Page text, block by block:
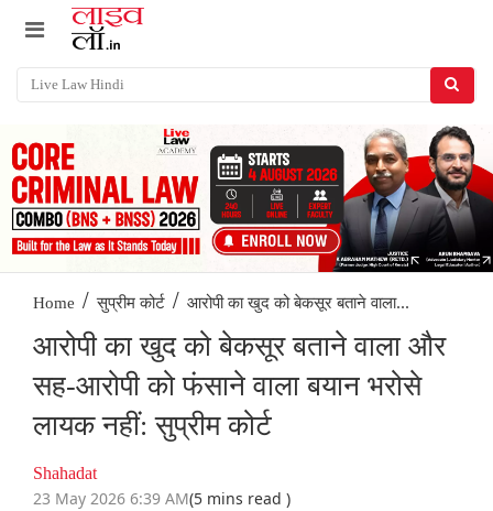
Home / सुप्रीम कोर्ट / आरोपी का खुद को बेकसूर बताने वाला...
आरोपी का खुद को बेकसूर बताने वाला और
सह-आरोपी को फंसाने वाला बयान भरोसे
लायक नहीं: सुप्रीम कोर्ट
Shahadat
23 May 2026 6:39 AM(5 mins read )